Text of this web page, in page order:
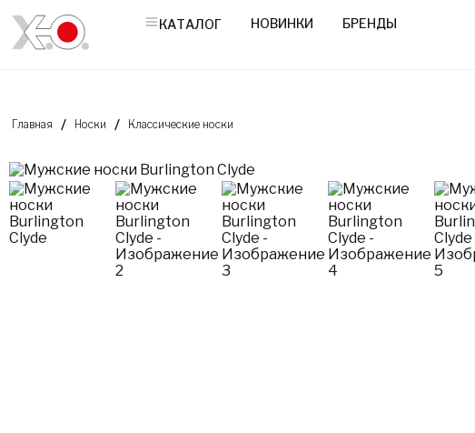
КАТАЛОГ НОВИНКИ БРЕНДЫ
Главная Носки Классические носки